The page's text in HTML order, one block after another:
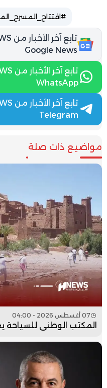
Google News
WhatsApp
Telegram
مواضيع ذات صلة
07 أغسطس 2026 - 04:00
المكتب الوطني للسياحة